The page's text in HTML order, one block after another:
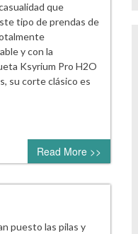
que
tipo de prendas de
y con la
Ksyrium Pro H2O
su corte clásico es
Read More >>
puesto las pilas y